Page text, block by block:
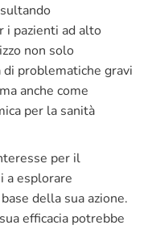
i pazienti ad alto
non solo
problematiche gravi
anche come
per la sanità
per il
a esplorare
della sua azione.
efficacia potrebbe